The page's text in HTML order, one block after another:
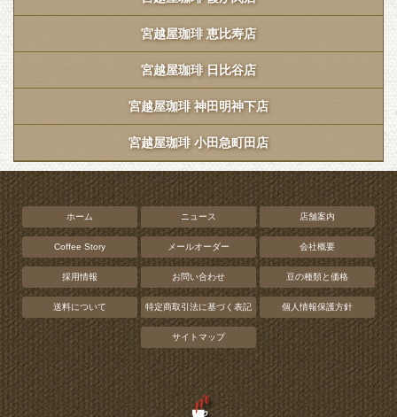
宮越屋珈琲 恵比寿店
宮越屋珈琲 日比谷店
宮越屋珈琲 神田明神下店
宮越屋珈琲 小田急町田店
ホーム ニュース 店舗案内
Coffee Story メールオーダー 会社概要
採用情報 お問い合わせ 豆の種類と価格
送料について 特定商取引法に基づく表記 個人情報保護方針
サイトマップ